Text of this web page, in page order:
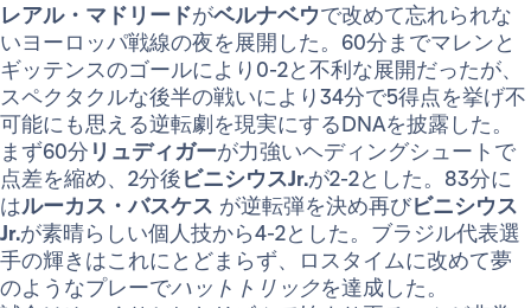
レアル・マドリードがベルナベウで改めて忘れられな
いヨーロッパ戦線の夜を展開した。60分までマレンと
ギッテンスのゴールにより0-2と不利な展開だったが、
スペクタクルな後半の戦いにより34分で5得点を挙げ不
可能にも思える逆転劇を現実にするDNAを披露した。
まず60分 リュディガーが力強いヘディングシュートで
点差を縮め、2分後ビニシウスJr.が2-2とした。83分に
はルーカス・バスケス が逆転弾を決め再びビニシウス
Jr.が素晴らしい個人技から4-2とした。ブラジル代表選
手の輝きはこれにとどまらず、ロスタイムに改めて夢
のようなプレーでハットトリックを達成した。